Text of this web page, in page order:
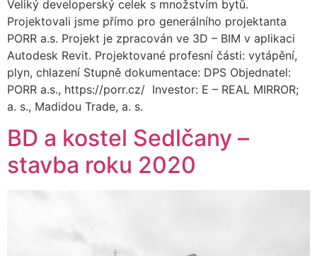
Veliký developerský celek s množstvím bytů.
Projektovali jsme přímo pro generálního projektanta
PORR a.s. Projekt je zpracován ve 3D – BIM v aplikaci
Autodesk Revit. Projektované profesní části: vytápění,
plyn, chlazení Stupně dokumentace: DPS Objednatel:
PORR a.s., https://porr.cz/ Investor: E – REAL MIRROR;
a. s., Madidou Trade, a. s.
BD a kostel Sedlčany –
stavba roku 2020